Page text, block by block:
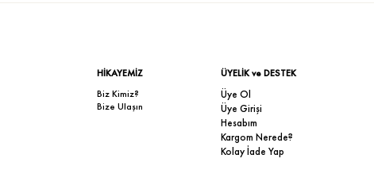
HİKAYEMİZ
Biz Kimiz?
Bize Ulaşın
ÜYELİK ve DESTEK
Üye Ol
Üye Girişi
Hesabım
Kargom Nerede?
Kolay İade Yap